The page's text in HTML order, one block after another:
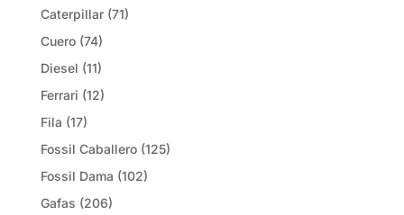
Caterpillar (71)
Cuero (74)
Diesel (11)
Ferrari (12)
Fila (17)
Fossil Caballero (125)
Fossil Dama (102)
Gafas (206)